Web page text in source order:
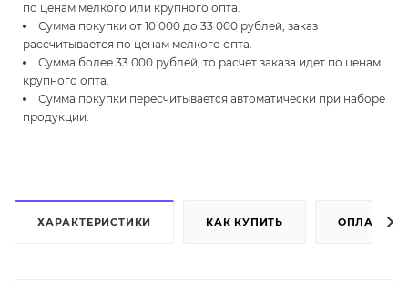
по ценам мелкого или крупного опта.
Сумма покупки от 10 000 до 33 000 рублей, заказ
рассчитывается по ценам мелкого опта.
Сумма более 33 000 рублей, то расчет заказа идет по ценам
крупного опта.
Сумма покупки пересчитывается автоматически при наборе
продукции.
ХАРАКТЕРИСТИКИ КАК КУПИТЬ ОПЛАТА